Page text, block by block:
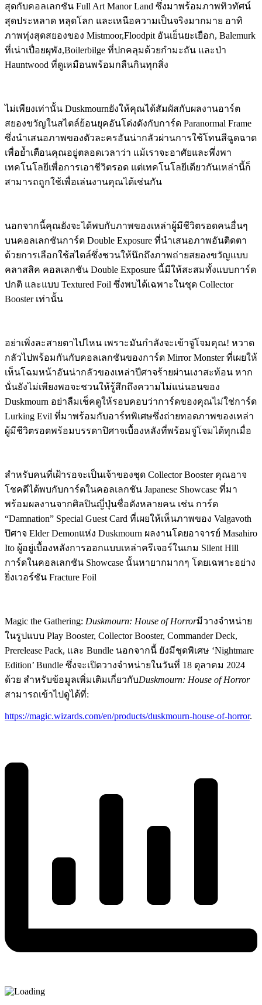
สุดกับคอลเลกชัน Full Art Manor Land ซึ่งมาพร้อมภาพทิวทัศน์
สุดประหลาด หลุดโลก และเหนือความเป็นจริงมากมาย อาทิ
ภาพทุ่งสุดสยองของ Mistmoor,Floodpit อันเย็นยะเยือก, Balemurk
ที่เน่าเปื่อยผุพัง,Boilerbilge ที่ปกคลุมด้วยกำมะถัน และป่า
Hauntwood ที่ดูเหมือนพร้อมกลืนกินทุกสิ่ง
ไม่เพียงเท่านั้น Duskmournยังให้คุณได้สัมผัสกับผลงานอาร์ต
สยองขวัญในสไตล์ย้อนยุคอันโด่งดังกับการ์ด Paranormal Frame
ซึ่งนำเสนอภาพของตัวละครอันน่ากลัวผ่านการใช้โทนสีฉูดฉาด
เพื่อย้ำเตือนคุณอยู่ตลอดเวลาว่า แม้เราจะอาศัยและพึ่งพา
เทคโนโลยีเพื่อการเอาชีวิตรอด แต่เทคโนโลยีเดียวกันเหล่านี้ก็
สามารถถูกใช้เพื่อเล่นงานคุณได้เช่นกัน
นอกจากนี้คุณยังจะได้พบกับภาพของเหล่าผู้มีชีวิตรอดคนอื่นๆ
บนคอลเลกชันการ์ด Double Exposure ที่นำเสนอภาพอันติดตา
ด้วยการเลือกใช้สไตล์ซึ่งชวนให้นึกถึงภาพถ่ายสยองขวัญแบบ
คลาสสิค คอลเลกชัน Double Exposure นี้มีให้สะสมทั้งแบบการ์ด
ปกติ และแบบ Textured Foil ซึ่งพบได้เฉพาะในชุด Collector
Booster เท่านั้น
อย่าเพิ่งละสายตาไปไหน เพราะมันกำลังจะเข้าจู่โจมคุณ! หวาด
กลัวไปพร้อมกันกับคอลเลกชันของการ์ด Mirror Monster ที่เผยให้
เห็นโฉมหน้าอันน่ากลัวของเหล่าปีศาจร้ายผ่านเงาสะท้อน หาก
นั่นยังไม่เพียงพอจะชวนให้รู้สึกถึงความไม่แน่นอนของ
Duskmourn อย่าลืมเช็คดูให้รอบคอบว่าการ์ดของคุณไม่ใช่การ์ด
Lurking Evil ที่มาพร้อมกับอาร์ทพิเศษซึ่งถ่ายทอดภาพของเหล่า
ผู้มีชีวิตรอดพร้อมบรรดาปิศาจเบื้องหลังที่พร้อมจู่โจมได้ทุกเมื่อ
สำหรับคนที่เฝ้ารอจะเป็นเจ้าของชุด Collector Booster คุณอาจ
โชคดีได้พบกับการ์ดในคอลเลกชัน Japanese Showcase ที่มา
พร้อมผลงานจากศิลปินญี่ปุ่นชื่อดังหลายคน เช่น การ์ด
“Damnation” Special Guest Card ที่เผยให้เห็นภาพของ Valgavoth
ปิศาจ Elder Demonแห่ง Duskmourn ผลงานโดยอาจารย์ Masahiro
Ito ผู้อยู่เบื้องหลังการออกแบบเหล่าครีเจอร์ในเกม Silent Hill
การ์ดในคอลเลกชัน Showcase นั้นหายากมากๆ โดยเฉพาะอย่าง
ยิ่งเวอร์ชัน Fracture Foil
Magic the Gathering: Duskmourn: House of Horrorมีวางจำหน่าย
ในรูปแบบ Play Booster, Collector Booster, Commander Deck,
Prerelease Pack, และ Bundle นอกจากนี้ ยังมีชุดพิเศษ ‘Nightmare
Edition’ Bundle ซึ่งจะเปิดวางจำหน่ายในวันที่ 18 ตุลาคม 2024
ด้วย สำหรับข้อมูลเพิ่มเติมเกี่ยวกับDuskmourn: House of Horror
สามารถเข้าไปดูได้ที่:
https://magic.wizards.com/en/products/duskmourn-house-of-horror.